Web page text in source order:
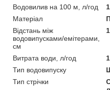
Водовилив на 100 м, л/год
Матеріал
Відстань між
водовипусками/емітерами,
см
Витрата води, л/год
Тип водовипуску
Тип стрічки